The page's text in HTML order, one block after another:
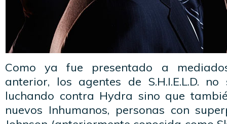
Como ya fue presentado a
anterior, los agentes de S.H.I.E.L.D.
luchando contra Hydra sino que
nuevos Inhumanos, personas con